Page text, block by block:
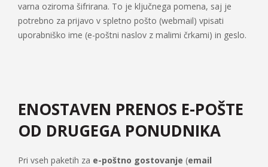
varna oziroma šifrirana. To je ključnega pomena, saj je
potrebno za prijavo v spletno pošto (webmail) vpisati
uporabniško ime (e-poštni naslov z malimi črkami) in geslo.
ENOSTAVEN PRENOS E-POŠTE
OD DRUGEGA PONUDNIKA
Pri vseh paketih za e-poštno gostovanje (email